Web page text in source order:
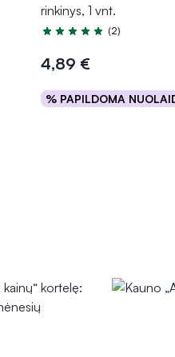
rinkinys, 1 vnt.
Įvertinimas 5.0 iš 5
(2)
4,89 €
% PAPILDOMA
Į krepšelį